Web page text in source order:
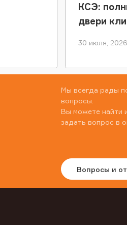
КСЭ:
двери
30 июля, 2026
Мы всегда рады
вопросы.
Вы можете найти
задать вопрос в
Вопросы и